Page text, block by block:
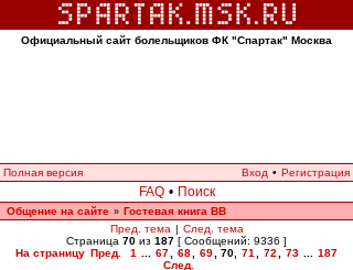
Официальный сайт болельщиков ФК "Спартак" Москва
Полная версия Вход • Регистрация
FAQ • Поиск
Общение на сайте » Гостевая книга ВВ
Пред. тема | След. тема
Страница 70 из 187 [ Сообщений: 9336 ]
На страницу Пред. 1 67 68 69 70 71 72 73
187
След.